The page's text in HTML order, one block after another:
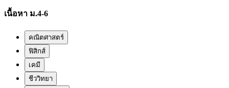
เนื้อหา ม.4-6
คณิตศาสตร์
ฟิสิกส์
เคมี
ชีววิทยา